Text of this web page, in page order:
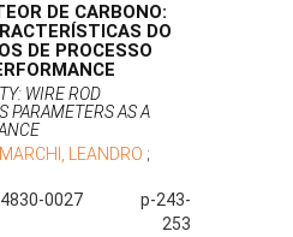
DE CARBONO:
DO
DE PROCESSO
WIRE ROD
PARAMETERS AS A
MARCHI, LEANDRO ;
0027
p-243-
253